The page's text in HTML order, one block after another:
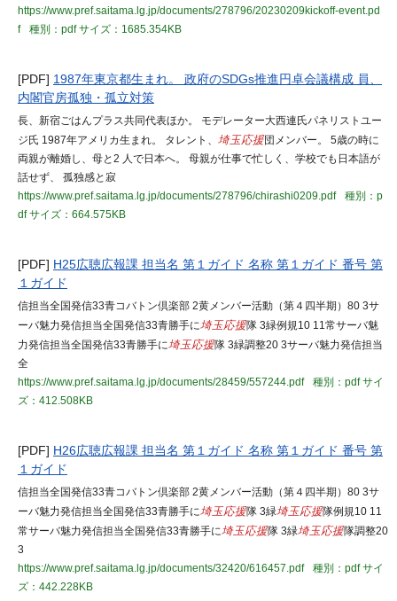
https://www.pref.saitama.lg.jp/documents/278796/20230209kickoff-event.pd
f
種別：pdfサイズ：1685.354KB
[PDF] 1987年東京都生まれ。 政府のSDGs推進円卓会議構成 員、
内閣官房孤独・孤立対策
長、新宿ごはんプラス共同代表ほか。 モデレーター大西連氏パネリストユー
ジ氏 1987年アメリカ生まれ。 タレント、 埼玉応援団メンバー。 5歳の時に
両親が離婚し、母と2 人で日本へ。 母親が仕事で忙しく、学校でも日本語が
話せず、 孤独感と寂
https://www.pref.saitama.lg.jp/documents/278796/chirashi0209.pdf
種別：p
dfサイズ：664.575KB
[PDF] H25広聴広報課 担当名 第１ガイド 名称 第１ガイド 番号 第
１ガイド
信担当全国発信33青コバトン倶楽部 2黄メンバー活動（第４四半期）80 3サ
ーバ魅力発信担当全国発信33青勝手に埼玉応援隊 3緑例規10 11常サーバ魅
力発信担当全国発信33青勝手に埼玉応援隊 3緑調整20 3サーバ魅力発信担当
全
https://www.pref.saitama.lg.jp/documents/28459/557244.pdf
種別：pdfサイ
ズ：412.508KB
[PDF] H26広聴広報課 担当名 第１ガイド 名称 第１ガイド 番号 第
１ガイド
信担当全国発信33青コバトン倶楽部 2黄メンバー活動（第４四半期）80 3サ
ーバ魅力発信担当全国発信33青勝手に埼玉応援隊 3緑埼玉応援隊例規10 11
常サーバ魅力発信担当全国発信33青勝手に埼玉応援隊 3緑埼玉応援隊調整20
3
https://www.pref.saitama.lg.jp/documents/32420/616457.pdf
種別：pdfサイ
ズ：442.228KB